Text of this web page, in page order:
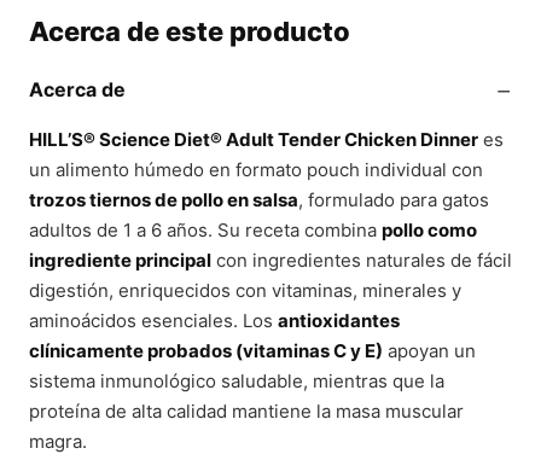
Acerca de este producto
Acerca de −
HILL’S® Science Diet® Adult Tender Chicken Dinner es
un alimento húmedo en formato pouch individual con
trozos tiernos de pollo en salsa, formulado para gatos
adultos de 1 a 6 años. Su receta combina pollo como
ingrediente principal con ingredientes naturales de fácil
digestión, enriquecidos con vitaminas, minerales y
aminoácidos esenciales. Los antioxidantes
clínicamente probados (vitaminas C y E) apoyan un
sistema inmunológico saludable, mientras que la
proteína de alta calidad mantiene la masa muscular
magra.